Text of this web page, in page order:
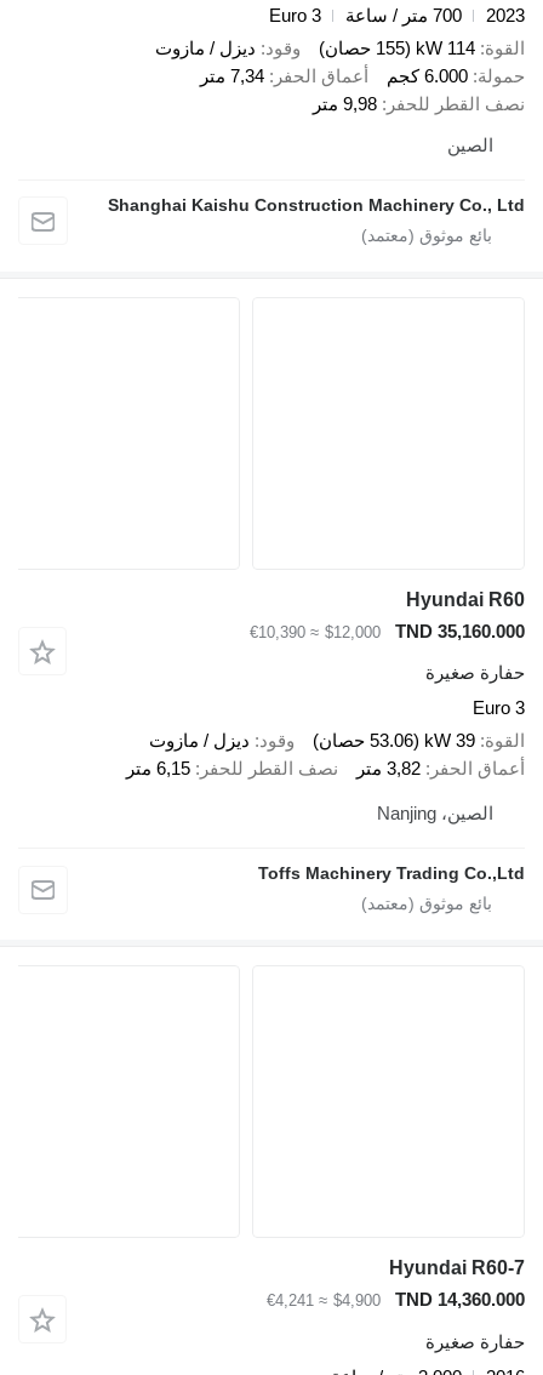
700 متر / ساعة
Euro 3
114 kW (155 حصان) وقود ديزل / مازوت
6.000 كجم أعماق الحفر 7,34 متر
القطر للحفر 9,98 متر
الصين
Shanghai Kaishu Construction Machinery Co.,
Hyundai
TND
$12,000
≈ €10,390
صغيرة
39 kW (53.06 حصان) وقود ديزل / مازوت
الحفر 3,82 متر نصف القطر للحفر 6,15 متر
الصين، Nanjing
Toffs Machinery Trading
Hyundai
TND
$4,900
≈ €4,241
صغيرة